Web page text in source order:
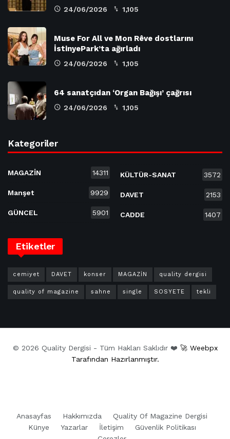
24/06/2026 1,105
Muse For All ve Mon Rêve dostlarını
İstinyePark’ta ağırladı
24/06/2026 1,105
64 sanatçıdan ‘Organ Bağışı’ çağrısı
24/06/2026 1,105
Kategoriler
MAGAZİN 14311
Manşet 9929
GÜNCEL 5901
KÜLTÜR-SANAT 3572
DAVET 2153
CADDE 1407
Etiketler
cemiyet DAVET konser MAGAZİN quality dergisi
quality of magazine sahne single SOSYETE tekli
© 2026 Quality Dergisi - Tüm Hakları Saklıdır ❤️ 🚀 Weebpx
Tarafından Hazırlanmıştır.
Anasayfas Hakkımızda
Quality Of Magazine Dergisi
Künye
Yazarlar İletişim
Güvenlik Politikası